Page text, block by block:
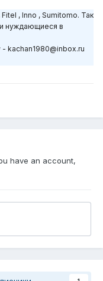
Fitel , Inno , Sumitomo. Так
нуждающиеся в
- kachan1980@inbox.ru
have an account,